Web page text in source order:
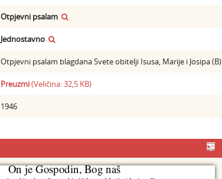
Otpjevni psalam
Jednostavno
Otpjevni psalam blagdana Svete obitelji Isusa, Marije i Josipa (B)
Preuzmi(Veličina: 32,5 KB)
1946